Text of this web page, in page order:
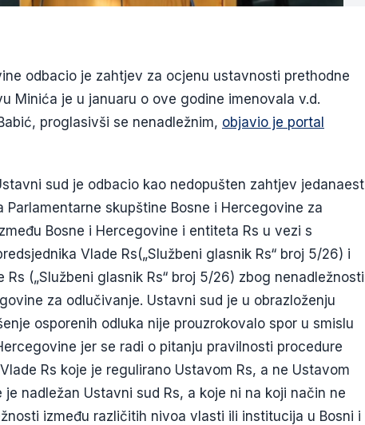
odbacio je zahtjev za ocjenu ustavnosti prethodne
Minića je u januaru o ove godine imenovala v.d.
proglasivši se nenadležnim, objavio je portal
sud je odbacio kao nedopušten zahtjev jedanaest
skupštine Bosne i Hercegovine za
Bosne i Hercegovine i entiteta Rs u vezi s
Vlade Rs(„Službeni glasnik Rs“ broj 5/26) i
(„Službeni glasnik Rs“ broj 5/26) zbog nenadležnosti
za odlučivanje. Ustavni sud je u obrazloženju
osporenih odluka nije prouzrokovalo spor u smislu
jer se radi o pitanju pravilnosti procedure
Rs koje je regulirano Ustavom Rs, a ne Ustavom
nadležan Ustavni sud Rs, a koje ni na koji način ne
između različitih nivoa vlasti ili institucija u Bosni i